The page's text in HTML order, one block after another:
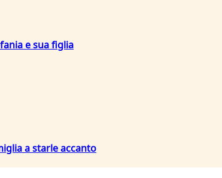
e sua figlia
a starle accanto